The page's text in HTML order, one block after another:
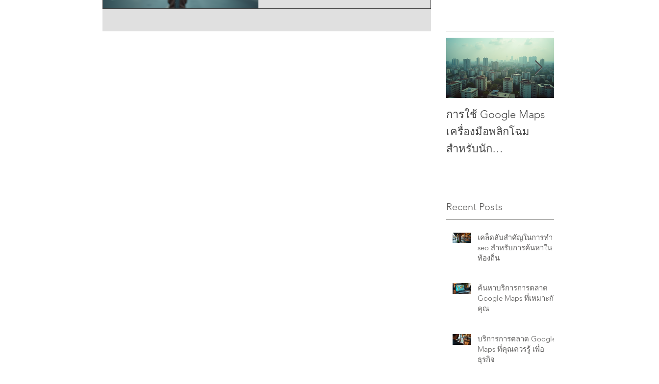
Problems สำหรับ
การใช้ Google Maps
เครื่องมือพลิกโฉม
สำหรับนัก
Profitability: A
Transformative Tool
for to Maximize Profits
in Housing Projects
Recent Posts
เคล็ดลับสำคัญในการทำ
seo สำหรับการค้นหาใน
ท้องถิ่น
ค้นหาบริการการตลาด
Google Maps ที่เหมาะกับ
คุณ
บริการการตลาด Google
Maps ที่คุณควรรู้ เพื่อ
ธุรกิจ